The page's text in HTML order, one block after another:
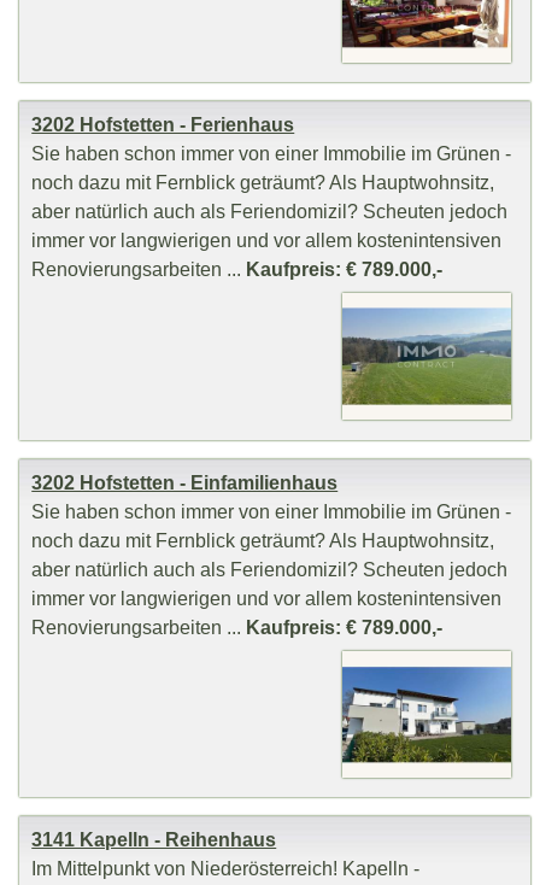
3202 Hofstetten - Ferienhaus
Sie haben schon immer von einer Immobilie im Grünen -
noch dazu mit Fernblick geträumt? Als Hauptwohnsitz,
aber natürlich auch als Feriendomizil? Scheuten jedoch
immer vor langwierigen und vor allem kostenintensiven
Renovierungsarbeiten ... Kaufpreis: € 789.000,-
3202 Hofstetten - Einfamilienhaus
Sie haben schon immer von einer Immobilie im Grünen -
noch dazu mit Fernblick geträumt? Als Hauptwohnsitz,
aber natürlich auch als Feriendomizil? Scheuten jedoch
immer vor langwierigen und vor allem kostenintensiven
Renovierungsarbeiten ... Kaufpreis: € 789.000,-
3141 Kapelln - Reihenhaus
Im Mittelpunkt von Niederösterreich! Kapelln -